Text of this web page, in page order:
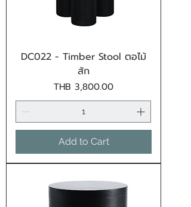
DC022 - Timber Stool ตอไม้
สัก
Price
THB 3,800.00
Add to Cart